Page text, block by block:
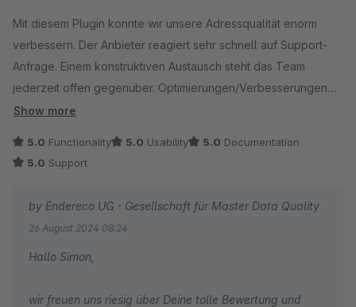
Mit diesem Plugin konnte wir unsere Adressqualität enorm
verbessern. Der Anbieter reagiert sehr schnell auf Support-
Anfrage. Einem konstruktiven Austausch steht das Team
jederzeit offen gegenüber. Optimierungen/Verbesserungen
wurden schnell und kompetent umgesetzt und im Store
der Entwicklung des Plugins, um nahezu alle erdenklichen
Fälle im laufenden Geschäftsbetrieb abdecken zu können.
Show more
5.0 Functionality 5.0 Usability 5.0 Documentation
5.0 Support
by Endereco UG - Gesellschaft für Master Data Quality
26 August 2024 08:24
Hallo Simon,
wir freuen uns riesig über Deine tolle Bewertung und